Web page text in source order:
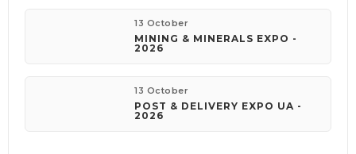
13 October
MINING & MINERALS EXPO -
2026
13 October
POST & DELIVERY EXPO UA -
2026